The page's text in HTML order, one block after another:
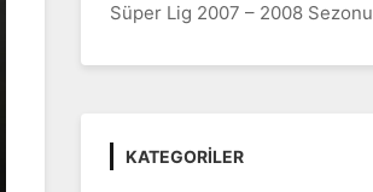
Süper Lig 2007 – 2008 Sezonu
KATEGORILER